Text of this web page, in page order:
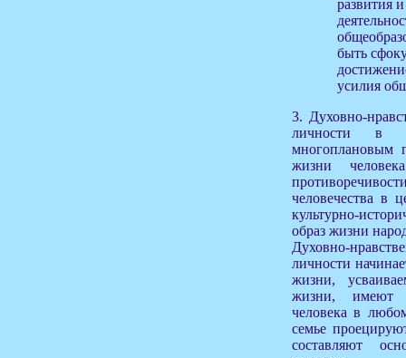
развития
быть
усилия
3. Духовно-
личности в
многоплановым
жизни
человечества в
культурно-
образ жизни
Духовно-
личности
жизни,
жизни, имеют
человека в
семье
составляют